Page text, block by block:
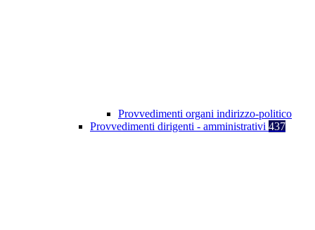
Provvedimenti organi indirizzo-politico
Provvedimenti dirigenti - amministrativi 437